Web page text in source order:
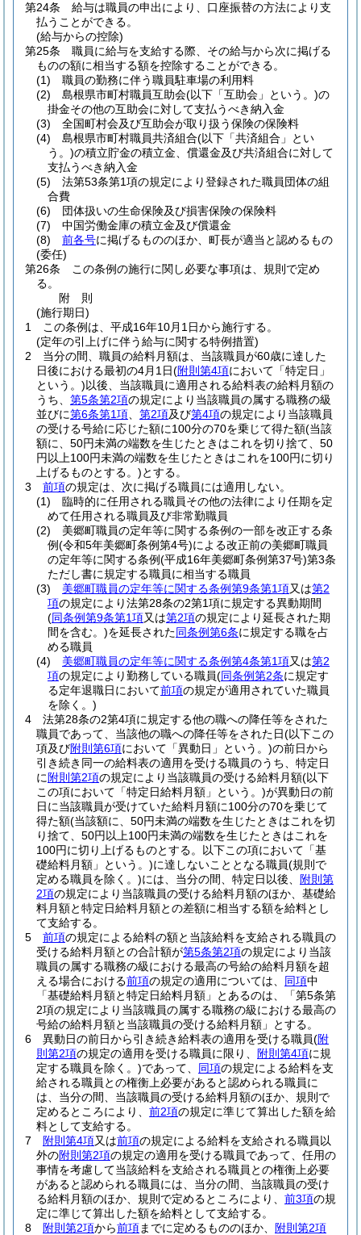
第24条
給与は職員の申出により、口座振替の方法により支
払うことができる。
(給与からの控除)
第25条
職員に給与を支給する際、その給与から次に掲げる
ものの額に相当する額を控除することができる。
(1)
職員の勤務に伴う職員駐車場の利用料
(2)
島根県市町村職員互助会(以下「互助会」という。)の
掛金その他の互助会に対して支払うべき納入金
(3)
全国町村会及び互助会が取り扱う保険の保険料
(4)
島根県市町村職員共済組合(以下「共済組合」とい
う。)の積立貯金の積立金、償還金及び共済組合に対して
支払うべき納入金
(5)
法第53条第1項の規定により登録された職員団体の組
合費
(6)
団体扱いの生命保険及び損害保険の保険料
(7)
中国労働金庫の積立金及び償還金
(8)
前各号に掲げるもののほか、町長が適当と認めるもの
(委任)
第26条
この条例の施行に関し必要な事項は、規則で定め
る。
附 則
(施行期日)
1
この条例は、平成16年10月1日から施行する。
(定年の引上げに伴う給与に関する特例措置)
2
当分の間、職員の給料月額は、当該職員が60歳に達した
日後における最初の4月1日(附則第4項において「特定日」
という。)以後、当該職員に適用される給料表の給料月額の
うち、 第5条第2項の規定により当該職員の属する職務の級
並びに第6条第1項 第2項及び第4項の規定により当該職員
の受ける号給に応じた額に100分の70を乗じて得た額(当該
額に、50円未満の端数を生じたときはこれを切り捨て、50
円以上100円未満の端数を生じたときはこれを100円に切り
上げるものとする。)とする。
3
前項の規定は、次に掲げる職員には適用しない。
(1)
臨時的に任用される職員その他の法律により任期を定
めて任用される職員及び非常勤職員
(2)
美郷町職員の定年等に関する条例の一部を改正する条
例(令和5年美郷町条例第4号)による改正前の美郷町職員
の定年等に関する条例(平成16年美郷町条例第37号)第3条
ただし書に規定する職員に相当する職員
(3)
美郷町職員の定年等に関する条例第9条第1項又は第2
項の規定により法第28条の2第1項に規定する異動期間
(同条例第9条第1項又は第2項の規定により延長された期
間を含む。)を延長された同条例第6条に規定する職を占
める職員
(4)
美郷町職員の定年等に関する条例第4条第1項又は第2
項の規定により勤務している職員(同条例第2条に規定す
る定年退職日において前項の規定が適用されていた職員
を除く。)
4
法第28条の2第4項に規定する他の職への降任等をされた
職員であって、当該他の職への降任等をされた日(以下この
項及び附則第6項において「異動日」という。)の前日から
引き続き同一の給料表の適用を受ける職員のうち、特定日
に 附則第2項の規定により当該職員の受ける給料月額(以下
この項において「特定日給料月額」という。)が異動日の前
日に当該職員が受けていた給料月額に100分の70を乗じて
得た額(当該額に、50円未満の端数を生じたときはこれを切
り捨て、50円以上100円未満の端数を生じたときはこれを
100円に切り上げるものとする。以下この項において「基
礎給料月額」という。)に達しないこととなる職員(規則で
定める職員を除く。)には、当分の間、特定日以後、
附則第
2項の規定により当該職員の受ける給料月額のほか、基礎給
料月額と特定日給料月額との差額に相当する額を給料とし
て支給する。
5
前項の規定による給料の額と当該給料を支給される職員の
受ける給料月額との合計額が第5条第2項の規定により当該
職員の属する職務の級における最高の号給の給料月額を超
える場合における前項の規定の適用については、 同項中
「基礎給料月額と特定日給料月額」とあるのは、「第5条第
2項の規定により当該職員の属する職務の級における最高の
号給の給料月額と当該職員の受ける給料月額」とする。
6
異動日の前日から引き続き給料表の適用を受ける職員(附
則第2項の規定の適用を受ける職員に限り、 附則第4項に規
定する職員を除く。)であって、 同項の規定による給料を支
給される職員との権衡上必要があると認められる職員に
は、当分の間、当該職員の受ける給料月額のほか、規則で
定めるところにより、 前2項の規定に準じて算出した額を給
料として支給する。
7
附則第4項又は前項の規定による給料を支給される職員以
外の附則第2項の規定の適用を受ける職員であって、任用の
事情を考慮して当該給料を支給される職員との権衡上必要
があると認められる職員には、当分の間、当該職員の受け
る給料月額のほか、規則で定めるところにより、 前3項の規
定に準じて算出した額を給料として支給する。
8
附則第2項から前項までに定めるもののほか、
附則第2項